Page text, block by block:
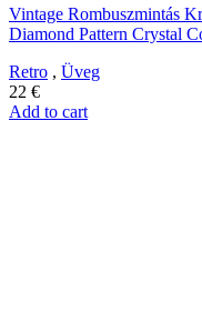
Vintage Rombuszmintás
Diamond Pattern Crystal
Retro , Üveg
22 €
Add to cart